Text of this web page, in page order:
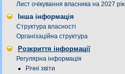
Лист очікування власника на 2027 рік
Інша інформація
Структура власності
Організаційна структура
Розкриття інформації
Регулярна інформація
Річні звіти